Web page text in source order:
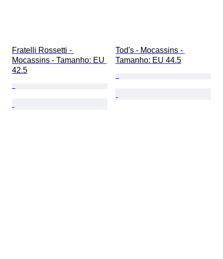
Fratelli Rossetti -
Mocassins - Tamanho: EU
42.5
Tod's - Mocassins -
Tamanho: EU 44.5